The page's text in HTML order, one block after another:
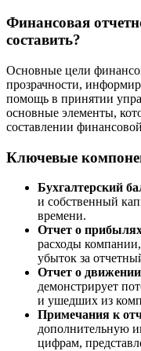
Финансовая
составить?
Основные цели
прозрачности,
помощь в принятии
основные элементы,
составлении
Ключевые
Бухгалтерский
и собственный
времени.
Отчет о
расходы
убыток за
Отчет о
демонстрирует
и ушедших из
Примечания к
дополнительную
цифрам,